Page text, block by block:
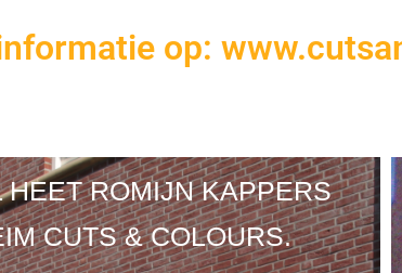
op:
HEET ROMIJN KAPPERS
CUTS & COLOURS.